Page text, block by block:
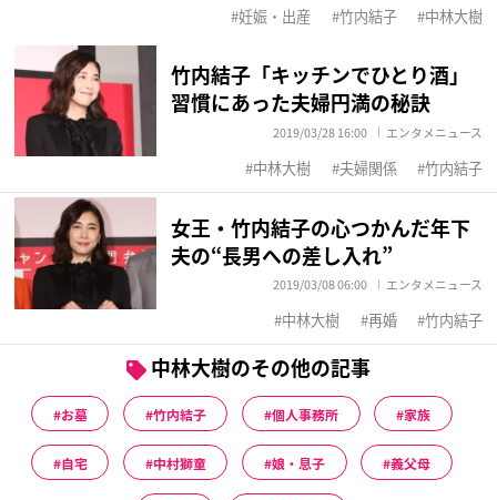
妊娠・出産 竹内結子 中林大樹
竹内結子「キッチンでひとり酒」
習慣にあった夫婦円満の秘訣
2019/03/28 16:00 エンタメニュース
中林大樹 夫婦関係 竹内結子
女王・竹内結子の心つかんだ年下
夫の“長男への差し入れ”
2019/03/08 06:00 エンタメニュース
中林大樹 再婚 竹内結子
中林大樹のその他の記事
お墓 竹内結子 個人事務所 家族
自宅 中村獅童 娘・息子 義父母